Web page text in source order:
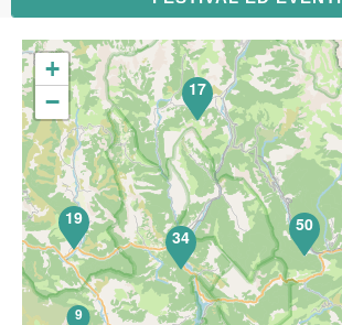
9
19
34
50
17
71
+
−